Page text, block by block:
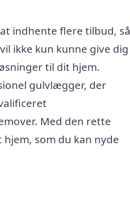
indhente flere tilbud, så
ikke kun kunne give dig
til dit hjem.
gulvlægger, der
Med den rette
som du kan nyde